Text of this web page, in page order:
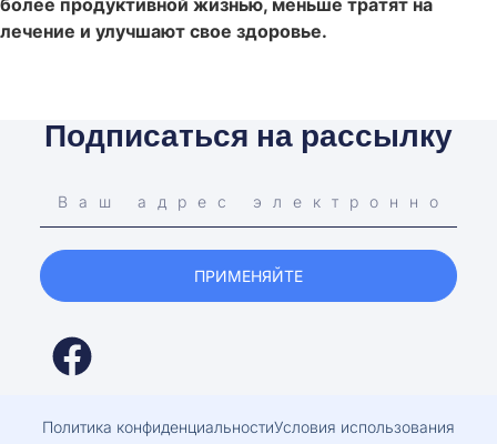
лечение и улучшают свое здоровье.
Подписаться на рассылку
ПРИМЕНЯЙТЕ
Политика конфиденциальностиУсловия использования